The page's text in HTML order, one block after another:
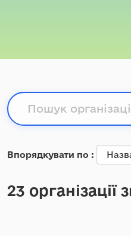
Впорядкувати по
23 організації